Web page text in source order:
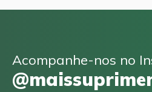
Acompanhe-nos no